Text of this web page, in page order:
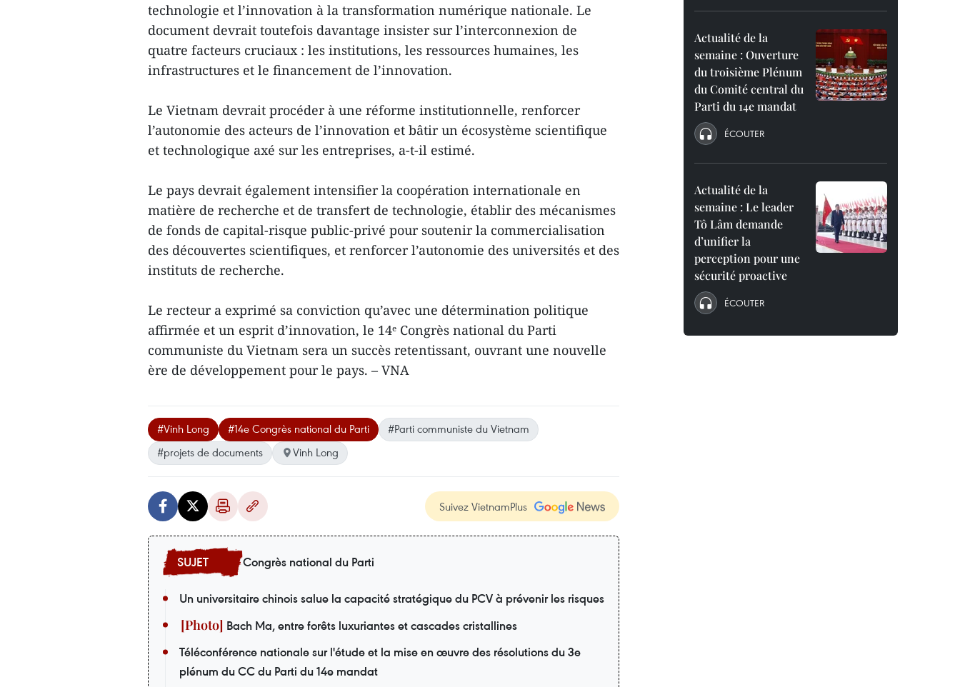
technologie et l’innovation à la transformation numérique nationale. Le
document devrait toutefois davantage insister sur l’interconnexion de
quatre facteurs cruciaux : les institutions, les ressources humaines, les
infrastructures et le financement de l’innovation.
Le Vietnam devrait procéder à une réforme institutionnelle, renforcer
l’autonomie des acteurs de l’innovation et bâtir un écosystème scientifique
et technologique axé sur les entreprises, a-t-il estimé.
Le pays devrait également intensifier la coopération internationale en
matière de recherche et de transfert de technologie, établir des mécanismes
de fonds de capital-risque public-privé pour soutenir la commercialisation
des découvertes scientifiques, et renforcer l’autonomie des universités et des
instituts de recherche.
Le recteur a exprimé sa conviction qu’avec une détermination politique
affirmée et un esprit d’innovation, le 14ᵉ Congrès national du Parti
communiste du Vietnam sera un succès retentissant, ouvrant une nouvelle
ère de développement pour le pays. – VNA
#Vinh Long #14e Congrès national du Parti
#Parti communiste du Vietnam
#projets de documents
Vinh Long
Suivez VietnamPlus
Congrès national du Parti
Un universitaire chinois salue la capacité stratégique du PCV à prévenir les risques
Bach Ma, entre forêts luxuriantes et cascades cristallines
Téléconférence nationale sur l'étude et la mise en œuvre des résolutions du 3e
plénum du CC du Parti du 14e mandat
Actualité de la
semaine : Ouverture
du troisième Plénum
du Comité central du
Parti du 14e mandat
ÉCOUTER
Actualité de la
semaine : Le leader
Tô Lâm demande
d’unifier la
perception pour une
sécurité proactive
ÉCOUTER